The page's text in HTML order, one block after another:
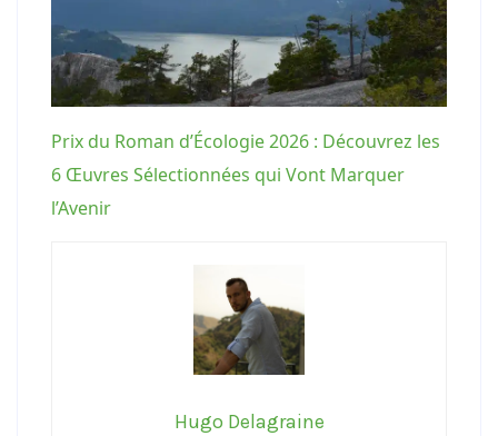
Prix du Roman d’Écologie 2026 : Découvrez les
6 Œuvres Sélectionnées qui Vont Marquer
l’Avenir
Hugo Delagraine